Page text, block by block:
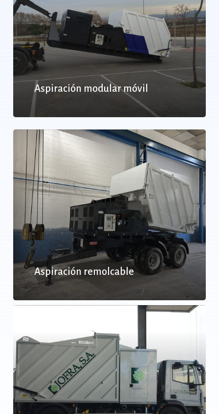
Aspiración modular móvil
Aspiración remolcable